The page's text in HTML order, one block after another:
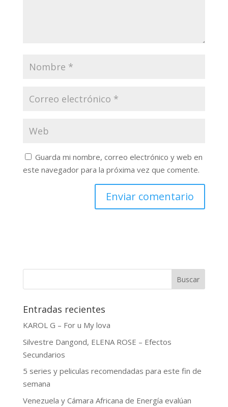
Guarda mi nombre, correo electrónico y web en
este navegador para la próxima vez que comente.
Buscar
Entradas recientes
KAROL G – For u My lova
Silvestre Dangond, ELENA ROSE – Efectos
Secundarios
5 series y peliculas recomendadas para este fin de
semana
Venezuela y Cámara Africana de Energía evalúan